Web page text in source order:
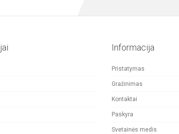
product
page
Informacija
Pristatymas
Gražinimas
Kontaktai
Paskyra
Svetainės medis